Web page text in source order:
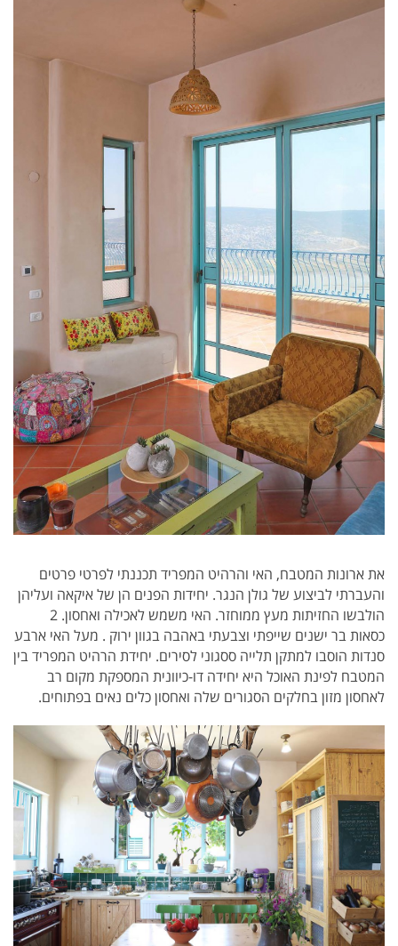
את ארונות המטבח, האי והרהיט המפריד תכננתי לפרטי פרטים
והעברתי לביצוע של גולן הנגר. יחידות הפנים הן של איקאה ועליהן
הולבשו החזיתות מעץ ממוחזר. האי משמש לאכילה ואחסון. 2
כסאות בר ישנים שייפתי וצבעתי באהבה בגוון ירוק . מעל האי ארבע
סנדות הוסבו למתקן תלייה ססגוני לסירים. יחידת הרהיט המפריד בין
המטבח לפינת האוכל היא יחידה דו-כיוונית המספקת מקום רב
לאחסון מזון בחלקים הסגורים שלה ואחסון כלים נאים בפתוחים.